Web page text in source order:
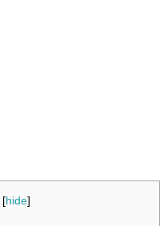
[hide]